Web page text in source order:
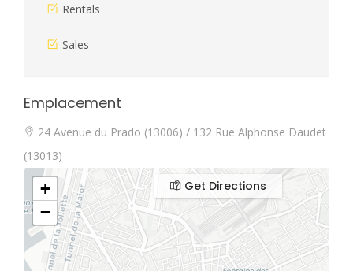
Rentals
Sales
Emplacement
24 Avenue du Prado (13006) / 132 Rue Alphonse Daudet
(13013)
+
−
Get Directions